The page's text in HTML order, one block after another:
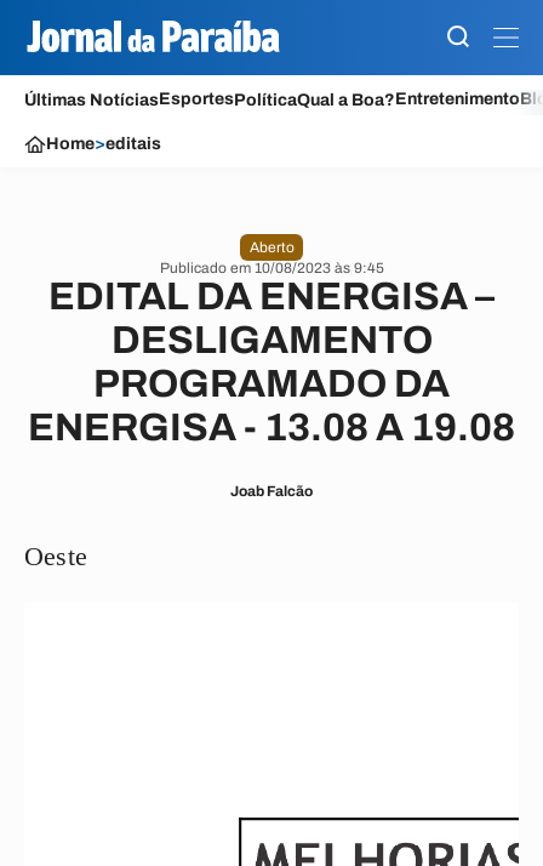
Últimas NotíciasEsportesPolíticaQual a Boa?Entretenimento
Home>editais
Aberto
Publicado em 10/08/2023 às 9:45
EDITAL DA ENERGISA –
DESLIGAMENTO
PROGRAMADO DA
ENERGISA - 13.08 A 19.08
Joab Falcão
Oeste